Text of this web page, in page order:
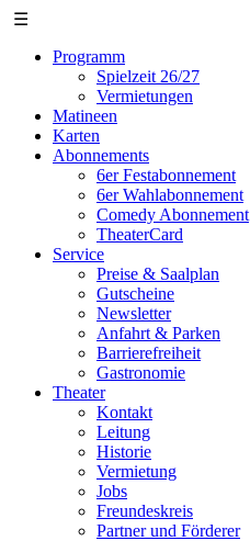
☰
Programm
Spielzeit 26/27
Vermietungen
Matineen
Karten
Abonnements
6er Festabonnement
6er Wahlabonnement
Comedy Abonnement
TheaterCard
Service
Preise & Saalplan
Gutscheine
Newsletter
Anfahrt & Parken
Barrierefreiheit
Gastronomie
Theater
Kontakt
Leitung
Historie
Vermietung
Jobs
Freundeskreis
Partner und Förderer